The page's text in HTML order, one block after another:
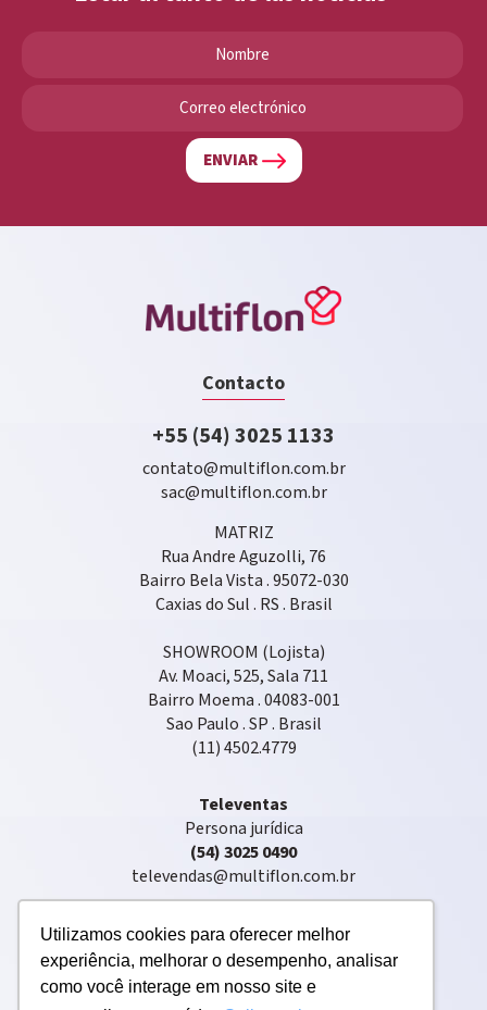
Utilizamos cookies para oferecer melhor
experiência, melhorar o desempenho, analisar
como você interage em nosso site e
ENVIAR
Contacto
+55 (54) 3025 1133
contato@multiflon.com.br
sac@multiflon.com.br
MATRIZ
Rua Andre Aguzolli, 76
Bairro Bela Vista . 95072-030
Caxias do Sul . RS . Brasil
SHOWROOM (Lojista)
Av. Moaci, 525, Sala 711
Bairro Moema . 04083-001
Sao Paulo . SP . Brasil
(11) 4502.4779
Televentas
Persona jurídica
(54) 3025 0490
televendas@multiflon.com.br